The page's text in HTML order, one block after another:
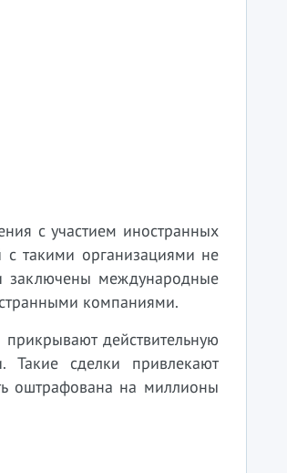
с участием иностранных
с такими организациями не
заключены международные
компаниями.
действительную
Такие сделки привлекают
оштрафована на миллионы